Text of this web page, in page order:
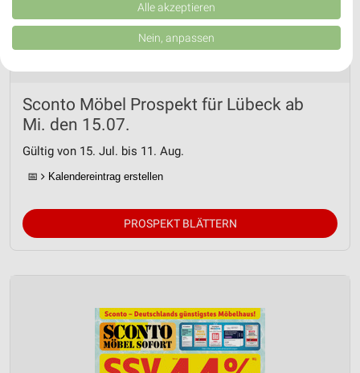
Sconto Möbel Prospekt für Lübeck ab
Mi. den 15.07.
Gültig von 15. Jul. bis 11. Aug.
📅 Kalendereintrag erstellen
PROSPEKT BLÄTTERN
Verbesserung der Angebote. Verwendung reduzierter Daten zur Auswahl
von Inhalten.
Daten können außerhalb der Europäischen Union weitergegeben und in die
USA gesendet werden.
Website/App.
Partnerliste anzeigen (1 IAB-Anbieter)
Wir nutzen Ihre Daten für folgende Zwecke:
Speichern von oder Zugriff auf Informationen
auf einem Endgerät
Verwendung reduzierter Daten zur Auswahl von
personalisierter Werbung
Erstellung von Profilen zur Personalisierung
Alle akzeptieren
Nein, anpassen